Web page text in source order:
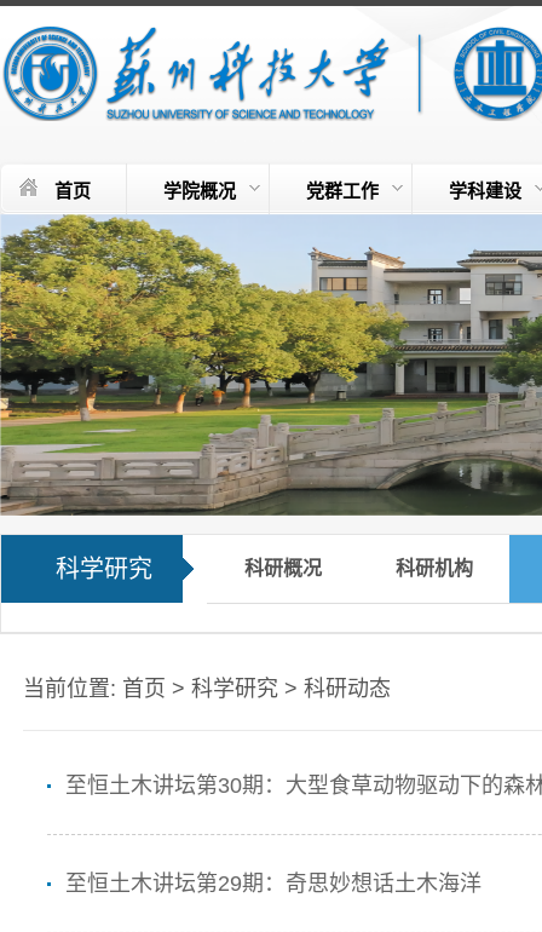
首页 学院概况 党群工作 学科建设
科学研究 科研概况 科研机构
当前位置: 首页 > 科学研究 > 科研动态
至恒土木讲坛第30期：大型食草动物驱动下的森
至恒土木讲坛第29期：奇思妙想话土木海洋